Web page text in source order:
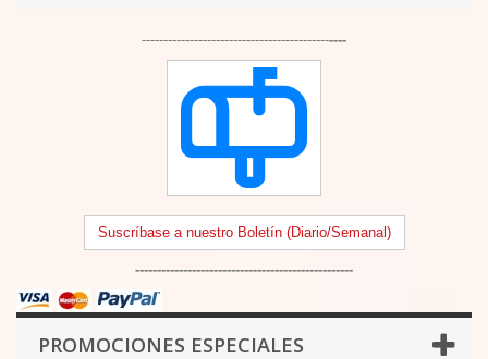
-----------------------------------------------
Suscríbase a nuestro Boletín (Diario/Semanal)
--------------------------------------------------
PROMOCIONES ESPECIALES